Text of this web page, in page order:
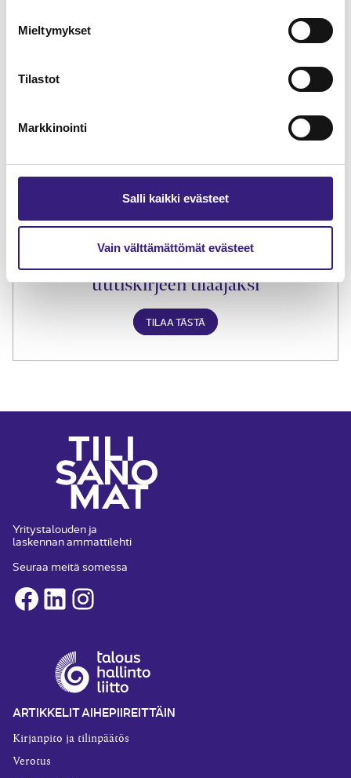
Mieltymykset
Tilastot
Markkinointi
Salli kaikki evästeet
Vain välttämättömät evästeet
Liity Tilisanomien
uutiskirjeen tilaajaksi
TILAA TÄSTÄ
Yritystalouden ja
laskennan ammattilehti
Seuraa meitä somessa
Facebook
LinkedInInstagram
ARTIKKELIT AIHEPIIREITTÄIN
Kirjanpito ja tilinpäätös
Verotus